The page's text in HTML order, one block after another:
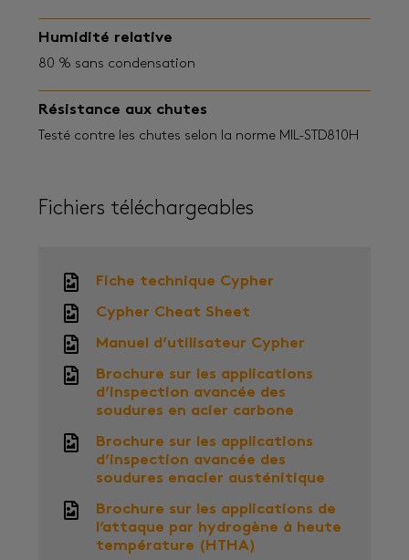
Humidité relative
80 % sans condensation
Résistance aux chutes
Testé contre les chutes selon la norme MIL-STD810H
Fichiers téléchargeables
Fiche technique Cypher
Cypher Cheat Sheet
Manuel d’utilisateur Cypher
Brochure sur les applications
d’inspection avancée des
soudures en acier carbone
Brochure sur les applications
d’inspection avancée des
soudures enacier austénitique
Brochure sur les applications de
l’attaque par hydrogène à heute
température (HTHA)